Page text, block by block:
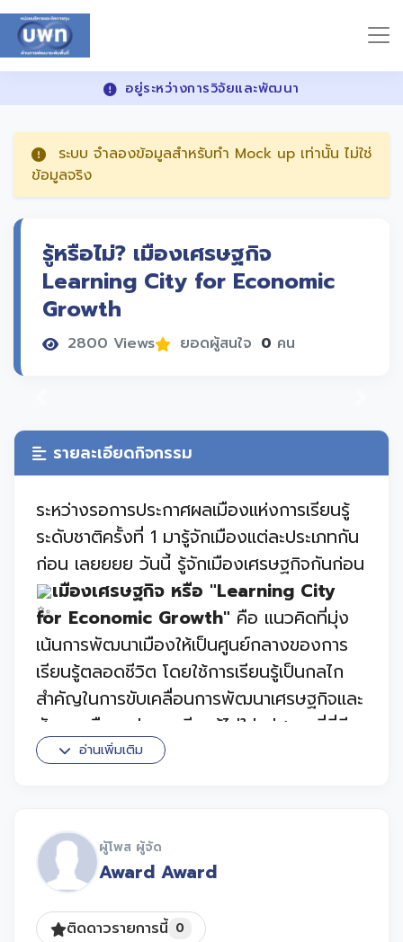
อยู่ระหว่างการวิจัยและพัฒนา
ระบบ จำลองข้อมูลสำหรับทำ Mock up เท่านั้น ไม่ใช่
ข้อมูลจริง
รู้หรือไม่? เมืองเศรษฐกิจ
Learning City for Economic
Growth
2800 Views ยอดผู้สนใจ 0 คน
รายละเอียดกิจกรรม
ระหว่างรอการประกาศผลเมืองแห่งการเรียนรู้
ระดับชาติครั้งที่ 1 มารู้จักเมืองแต่ละประเภทกัน
ก่อน เลยยยย วันนี้ รู้จักเมืองเศรษฐกิจกันก่อน
เมืองเศรษฐกิจ หรือ "Learning City
for Economic Growth" คือ แนวคิดที่มุ่ง
เน้นการพัฒนาเมืองให้เป็นศูนย์กลางของการ
เรียนรู้ตลอดชีวิต โดยใช้การเรียนรู้เป็นกลไก
สำคัญในการขับเคลื่อนการพัฒนาเศรษฐกิจและ
สังคม เมืองแห่งการเรียนรู้ไม่ใช่แค่สถานที่ที่มี
การศึกษา แต่เป็นเมืองที่ส่งเสริมให้ประชาชนทุก
พัฒนาเมือง
อีกทั้งยังสอดคล้องกับ SDG1, SDG4, SDG8,
SDG9 และ SDG12 อีกด้วย
อ่านเพิ่มเติม
ผู้โพส ผู้จัด
Award Award
ติดดาวรายการนี้ 0